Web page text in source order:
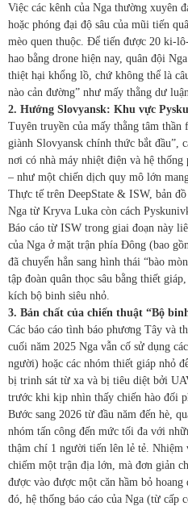
Việc các kênh của Nga thường xuyên
hoặc phóng đại độ sâu của mũi tiến
mèo quen thuộc. Để tiến được 20 ki-
hao bằng drone hiện nay, quân đội
thiệt hại khổng lồ, chứ không thể là
nào cản đường” như mấy thằng dư
2. Hướng Slovyansk: Khu vực
Tuyên truyền của mấy thằng tâm thần
giành Slovyansk chính thức bắt đầu”,
nơi có nhà máy nhiệt điện và hệ
– như một chiến dịch quy mô lớn
Thực tế trên DeepState & ISW, bản
Nga từ Kryva Luka còn cách
Báo cáo từ ISW trong giai đoạn này
của Nga ở mặt trận phía Đông (bao
đã chuyển hẳn sang hình thái “bào
tập đoàn quân thọc sâu bằng thiết
kích bộ binh siêu nhỏ.
3. Bản chất của chiến thuật “Bộ
Các báo cáo tình báo phương Tây và
cuối năm 2025 Nga vẫn cố sử dụng
người) hoặc các nhóm thiết giáp nhỏ
bị trinh sát từ xa và bị tiêu diệt bởi
trước khi kịp nhìn thấy chiến hào đối
Bước sang 2026 từ đầu năm đến hè,
nhóm tấn công đến mức tối đa với
thậm chí 1 người tiến lên lẻ tẻ. Nhiệm
chiếm một trận địa lớn, mà đơn giản
được vào được một căn hầm bỏ
đó, hệ thống báo cáo của Nga (từ cấp